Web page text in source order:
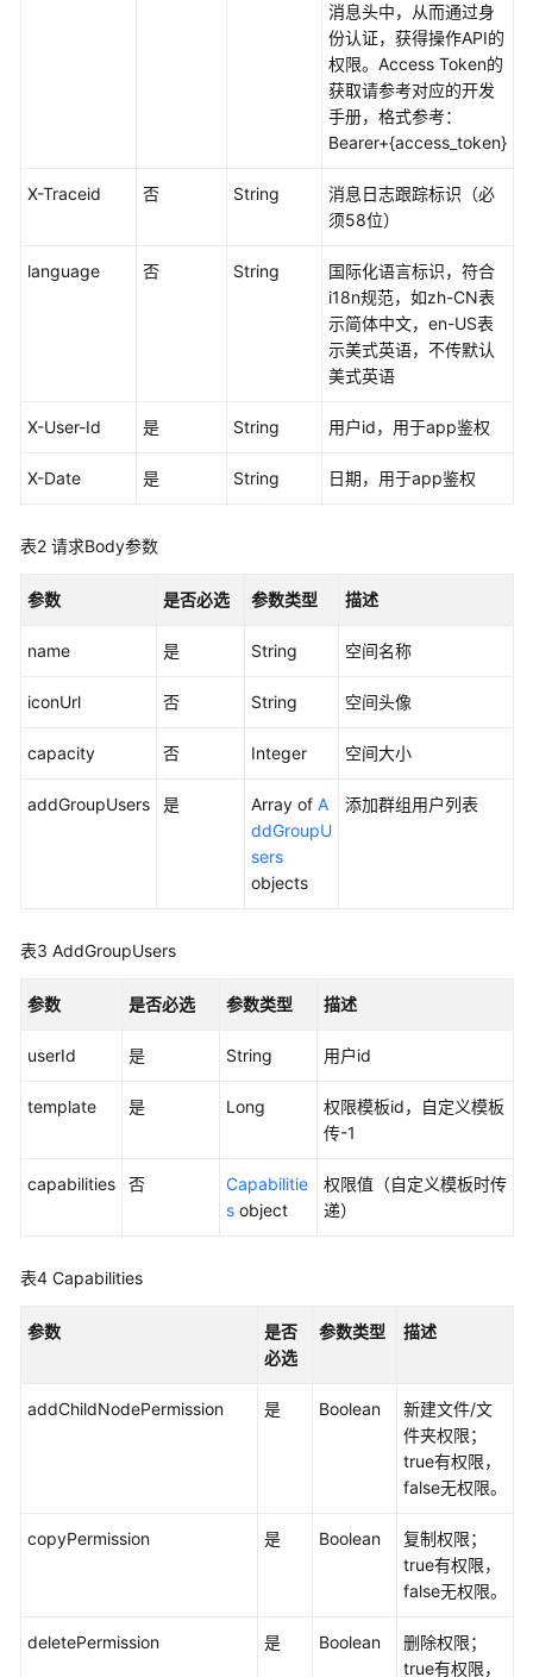
如
API
户
管
询
门
息
GetDepartmentSpaceList
询
-
量
消息头中，从而通过身
份认证，获得操作API的
权限。Access Token的
获取请参考对应的开发
手册，格式参考：
Bearer+{access_token}
X-Traceid 否 String
消息日志跟踪标识（必
须58位）
language 否 String
国际化语言标识，符合
i18n规范，如zh-CN表
示简体中文，en-US表
示美式英语，不传默认
美式英语
X-User-Id 是 String 用户id，用于app鉴权
X-Date 是 String 日期，用于app鉴权
表2 请求Body参数
参数 是否必选 参数类型 描述
name 是 String 空间名称
iconUrl 否 String 空间头像
capacity 否 Integer 空间大小
addGroupUsers 是 Array of A
ddGroupU
sers
objects
添加群组用户列表
表3 AddGroupUsers
参数 是否必选 参数类型 描述
userId 是 String 用户id
template 是 Long
权限模板id，自定义模板
传-1
capabilities 否
Capabilitie
s object
权限值（自定义模板时传
递）
表4 Capabilities
参数
是否
必选
参数类型 描述
addChildNodePermission 是 Boolean
新建文件/文
件夹权限；
true有权限，
false无权限。
copyPermission 是 Boolean
复制权限；
true有权限，
false无权限。
deletePermission 是 Boolean
删除权限；
true有权限，